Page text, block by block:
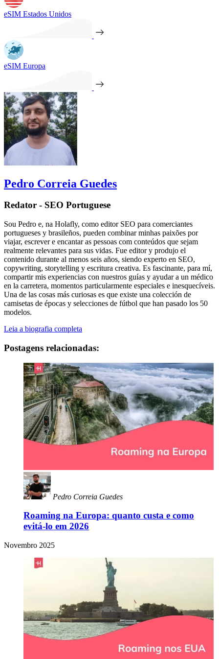
eSIM Estados Unidos
eSIM Europa
Pedro Correia Guedes
Redator - SEO Portuguese
Sou Pedro e, na Holafly, como editor SEO para comerciantes
portugueses y brasileños, pueden combinar minhas paixões por
viajar, escrever e encantar as pessoas com conteúdos que sejam
realmente relevantes para sus vidas. Fue editor y produjo el
contenido durante al menos seis años, siendo experto en SEO,
copywriting, storytelling y escritura creativa. Es fascinante, para mí,
compartir mis experiencias con nuestros guías y ayudar a un médico
en la carretera, momentos particularmente especiales e inesquecíveis.
Una de las cosas más curiosas es que existe una colección de
camisetas de épocas y selecciones de fútbol que han pasado los 50
modelos.
Leia a biografia completa
Postagens relacionadas:
Pedro Correia Guedes
Roaming na Europa: quanto custa e como
evitá-lo em 2026
Novembro 2025